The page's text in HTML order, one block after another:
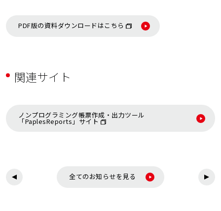
PDF版の資料ダウンロードはこちら
関連サイト
ノンプログラミング帳票作成・出力ツール
「PaplesReports」サイト
全てのお知らせを見る